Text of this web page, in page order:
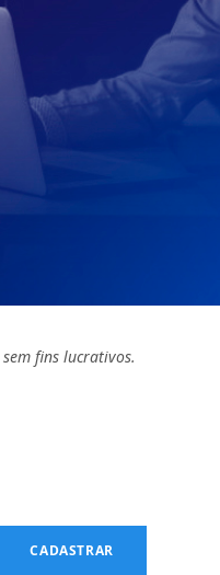
fins lucrativos.
CADASTRAR